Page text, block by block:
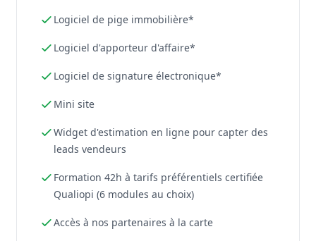
Logiciel de pige immobilière*
Logiciel d'apporteur d'affaire*
Logiciel de signature électronique*
Mini site
Widget d'estimation en ligne pour capter des
leads vendeurs
Formation 42h à tarifs préférentiels certifiée
Qualiopi (6 modules au choix)
Accès à nos partenaires à la carte